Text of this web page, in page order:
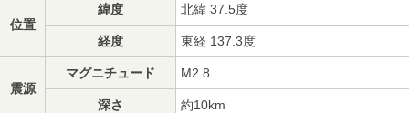
位置
緯度 北緯 37.5度
経度 東経 137.3度
震源
マグニチュード M2.8
深さ 約10km